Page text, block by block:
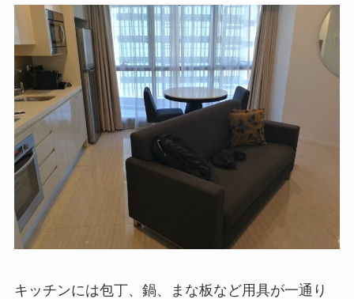
キッチンには包丁、鍋、まな板など用具が一通り